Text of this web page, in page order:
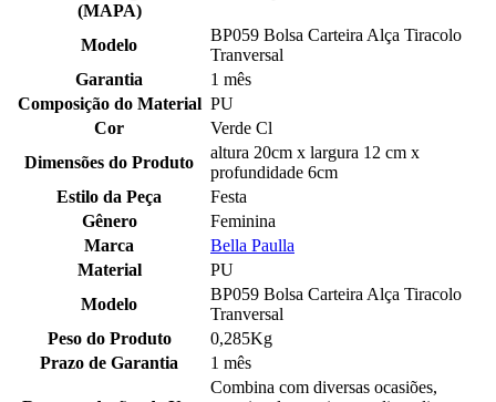
(MAPA)
Modelo
BP059 Bolsa Carteira Alça Tiracolo
Tranversal
Garantia
1 mês
Composição do Material PU
Cor
Verde Cl
Dimensões do Produto
altura 20cm x largura 12 cm x
profundidade 6cm
Estilo da Peça
Festa
Gênero
Feminina
Marca
Bella Paulla
Material
PU
Modelo
BP059 Bolsa Carteira Alça Tiracolo
Tranversal
Peso do Produto
0,285Kg
Prazo de Garantia
1 mês
Combina com diversas ocasiões,